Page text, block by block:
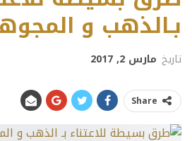
بـالذهب و
تاريخ مارس 2, 2017
Share